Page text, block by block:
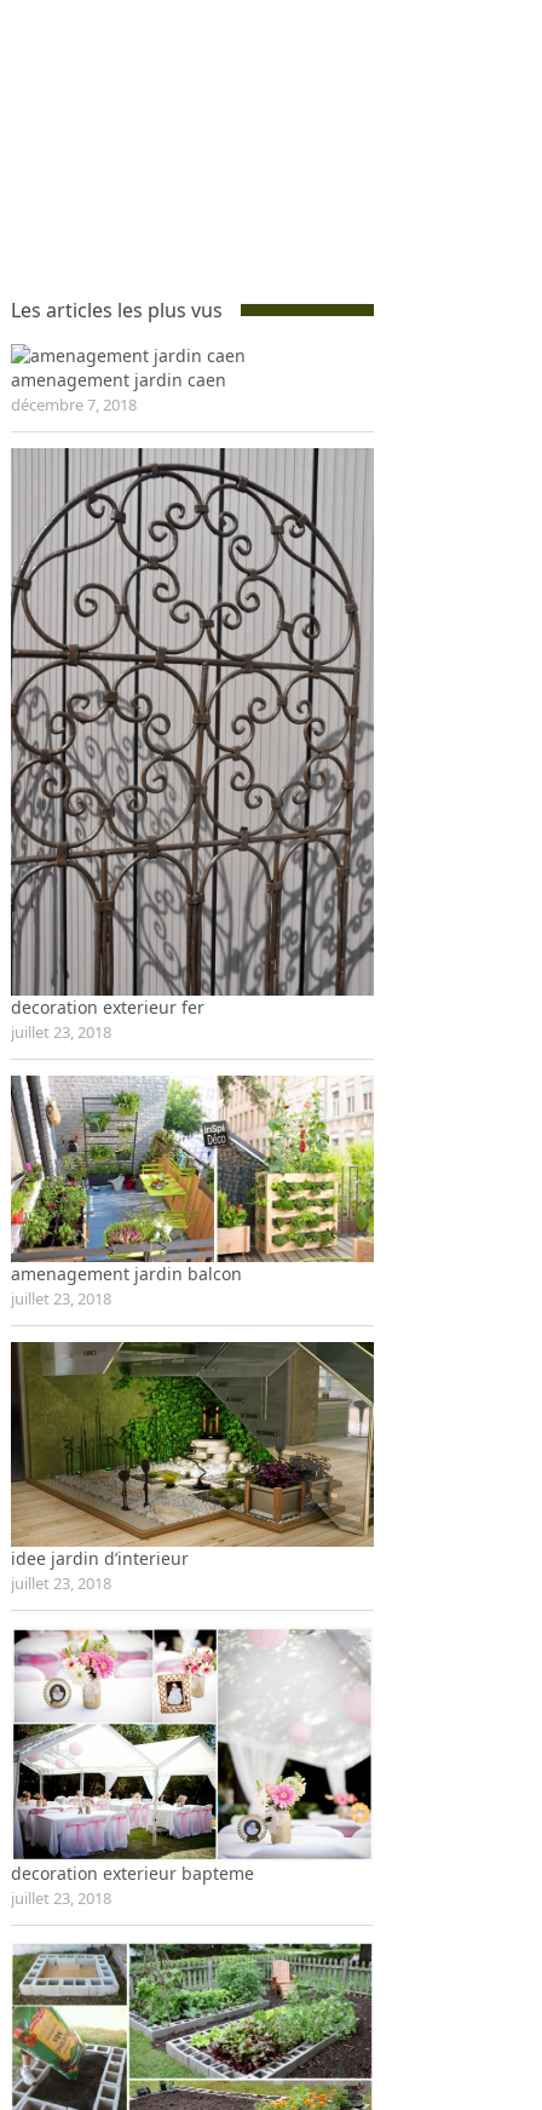
Les articles les plus vus
amenagement jardin caen
décembre 7, 2018
decoration exterieur fer
juillet 23, 2018
amenagement jardin balcon
juillet 23, 2018
idee jardin d’interieur
juillet 23, 2018
decoration exterieur bapteme
juillet 23, 2018